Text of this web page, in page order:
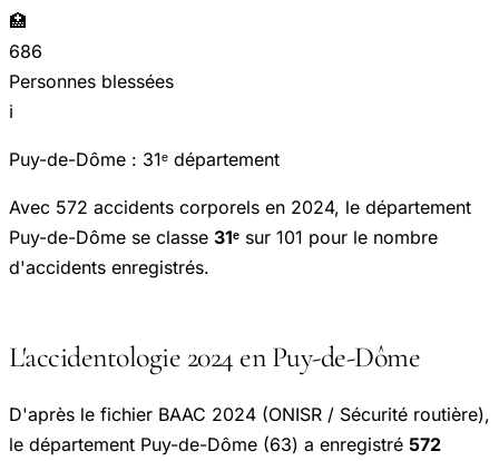
🏥
686
Personnes blessées
ℹ️
Puy-de-Dôme : 31ᵉ département
Avec 572 accidents corporels en 2024, le département
Puy-de-Dôme se classe 31ᵉ sur 101 pour le nombre
d'accidents enregistrés.
L'accidentologie 2024 en Puy-de-Dôme
D'après le fichier BAAC 2024 (ONISR / Sécurité routière),
le département Puy-de-Dôme (63) a enregistré 572